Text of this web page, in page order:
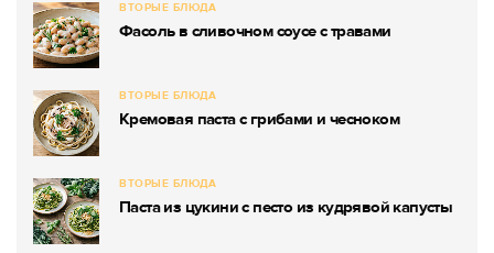
ВТОРЫЕ БЛЮДА
Фасоль в сливочном соусе с травами
ВТОРЫЕ БЛЮДА
Кремовая паста с грибами и чесноком
ВТОРЫЕ БЛЮДА
Паста из цукини с песто из кудрявой капусты